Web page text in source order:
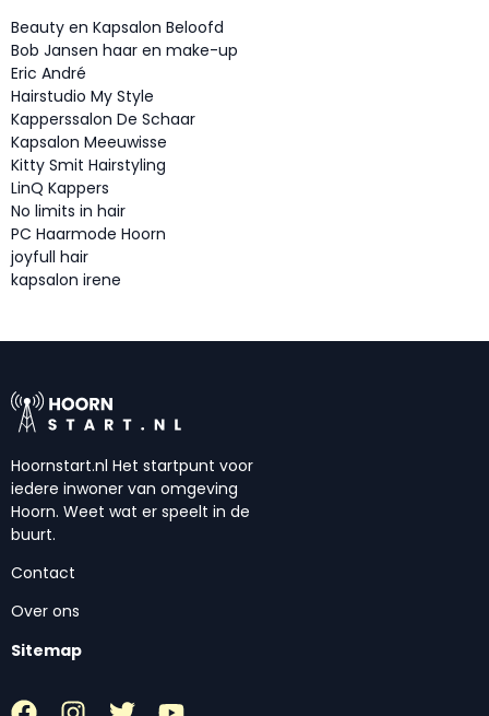
Beauty en Kapsalon Beloofd
Bob Jansen haar en make-up
Eric André
Hairstudio My Style
Kapperssalon De Schaar
Kapsalon Meeuwisse
Kitty Smit Hairstyling
LinQ Kappers
No limits in hair
PC Haarmode Hoorn
joyfull hair
kapsalon irene
Hoornstart.nl Het startpunt voor
iedere inwoner van omgeving
Hoorn. Weet wat er speelt in de
buurt.
Contact
Over ons
Sitemap